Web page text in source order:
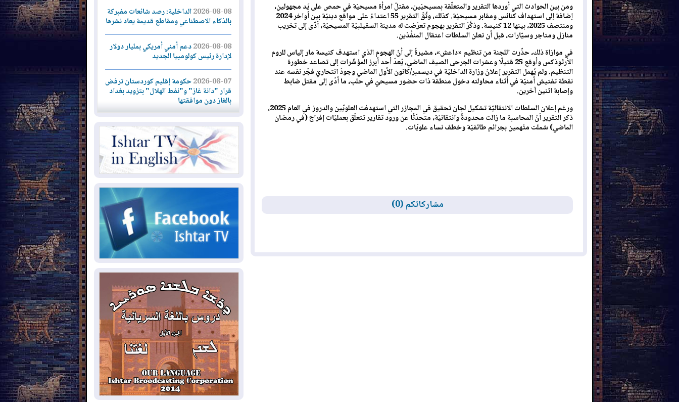
ومن بين الحوادث التي أوردها التقرير والمتعلّقة بمسيحيّين، مقتلُ امرأة مسيحيّة في حمص على يَد مجهولين،
إضافة إلى استهداف كنائس ومقابر مسيحيّة. كذلك، وثّقَ التقرير 55 اعتداءً على مواقع دينيّة بين أواخر 2024
ومنتصف 2025، بينها 12 كنيسة. وذكَّرَ التقرير بهجوم تعرّضت له مدينة السقيلبيّة المسيحيّة، أدّى إلى تخريب
منازل ومتاجر وسيّارات، قبل أن تعلن السلطات اعتقال المنفِّذين.
في موازاة ذلك، حذّرت اللجنة من تنظيم «داعش»، مشيرةً إلى أنّ الهجوم الذي استهدف كنيسة مار إلياس للروم
الأرثوذكس وأوقع 25 قتيلًا وعشرات الجرحى الصيف الماضي، يُعدّ أحد أبرز المؤشّرات إلى تصاعد خطورة
التنظيم. ولم يُهمل التقرير إعلانَ وزارة الداخليّة في ديسمبر/كانون الأول الماضي وجودَ انتحاريّ فجّر نفسه عند
نقطة تفتيش أمنيّة في أثناء محاولته دخول منطقة ذات حضور مسيحيّ في حلب، ما أدّى إلى مقتل ضابط
وإصابة اثنين آخرين.
ورغم إعلان السلطات الانتقاليّة تشكيل لجان تحقيق في المجازر التي استهدفت العلويّين والدروز في العام 2025،
ذكر التقرير أنّ المحاسبة ما زالت محدودةً وانتقائيّة، متحدّثًا عن ورود تقارير تتعلّق بعمليّات إفراج (في رمضان
الماضي) شملت متّهمين بجرائم طائفيّة وخطف نساء علويّات.
مشاركاتكم (0)
2026-08-08الداخلية: رصد شائعات مفبركة
بالذكاء الاصطناعي ومقاطع قديمة يعاد نشرها
2026-08-08دعم أمني أمريكي بمليار دولار
لإدارة رئيس كولومبيا الجديد
2026-08-07حكومة إقليم كوردستان ترفض
قرار "دانة غاز" و"نفط الهلال" بتزويد بغداد
بالغاز دون موافقتها
2026-08-07القوات المسلحة العراقية: خطة
أمنية لإجهاض هجمة محتملة على السعودية
2026-08-07الاستخبارات الأميركية: بوتين
قد يختبر تماسك الناتو بهجوم محدود
نيجيرفان بارزاني حول اجتماع
"إدارة الدولة": أكدنا دعم تنفيذ البرنامج
الحكومي وأهمية حصر السلاح
2026-08-06ائتلاف ادارة الدولة: من
يقومون بسلوك يهدد امن البلاد خارجون عن
القانون يجب محاربتهم
2026-08-06بعد هجومين قرب باب المندب..
تحذيرات من تصعيد يهدد الملاحة في البحر
الأحمر
2026-08-06 مئات القاصرين بلا مأوى.. أزمة
سبتة تتصاعد وتضغط على مدريد
2026-08-05
لمدة عام.. بدء توريد 100
مليون قدم مكعب يومياً من غاز كورمور في
إقليم كوردستان إلى وزارة الكهرباء العراقية